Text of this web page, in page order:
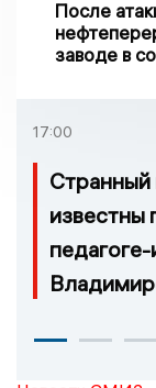
После
заводе в
17:00
Странный
известны